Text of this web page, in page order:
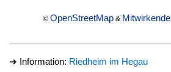
© OpenStreetMap & Mitwirkende
➔ Information: Riedheim im Hegau